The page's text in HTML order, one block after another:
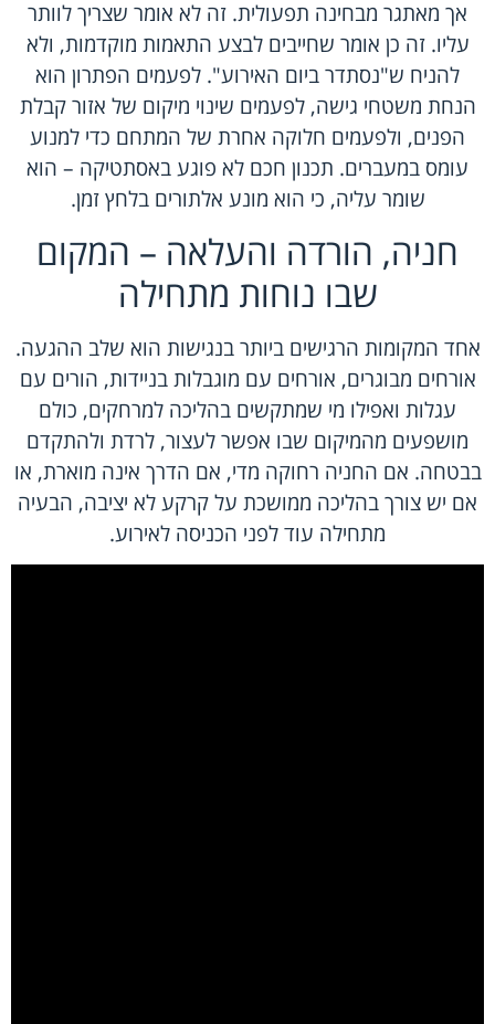
אך מאתגר מבחינה תפעולית. זה לא אומר שצריך לוותר
עליו. זה כן אומר שחייבים לבצע התאמות מוקדמות, ולא
להניח ש"נסתדר ביום האירוע". לפעמים הפתרון הוא
הנחת משטחי גישה, לפעמים שינוי מיקום של אזור קבלת
הפנים, ולפעמים חלוקה אחרת של המתחם כדי למנוע
עומס במעברים. תכנון חכם לא פוגע באסתטיקה – הוא
שומר עליה, כי הוא מונע אלתורים בלחץ זמן.
חניה, הורדה והעלאה – המקום
שבו נוחות מתחילה
אחד המקומות הרגישים ביותר בנגישות הוא שלב ההגעה.
אורחים מבוגרים, אורחים עם מוגבלות בניידות, הורים עם
עגלות ואפילו מי שמתקשים בהליכה למרחקים, כולם
מושפעים מהמיקום שבו אפשר לעצור, לרדת ולהתקדם
בבטחה. אם החניה רחוקה מדי, אם הדרך אינה מוארת, או
אם יש צורך בהליכה ממושכת על קרקע לא יציבה, הבעיה
מתחילה עוד לפני הכניסה לאירוע.